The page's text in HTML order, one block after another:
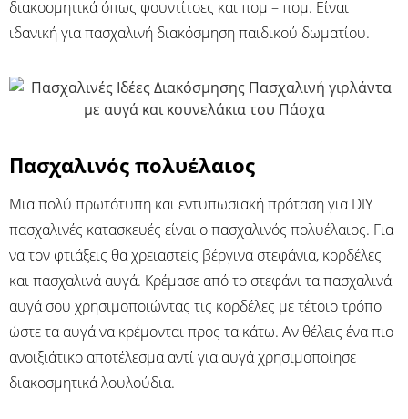
διακοσμητικά όπως φουντίτσες και πομ – πομ. Είναι
ιδανική για πασχαλινή διακόσμηση παιδικού δωματίου.
Πασχαλινός πολυέλαιος
Μια πολύ πρωτότυπη και εντυπωσιακή πρόταση για DIY
πασχαλινές κατασκευές είναι ο πασχαλινός πολυέλαιος. Για
να τον φτιάξεις θα χρειαστείς βέργινα στεφάνια, κορδέλες
και πασχαλινά αυγά. Κρέμασε από το στεφάνι τα πασχαλινά
αυγά σου χρησιμοποιώντας τις κορδέλες με τέτοιο τρόπο
ώστε τα αυγά να κρέμονται προς τα κάτω. Αν θέλεις ένα πιο
ανοιξιάτικο αποτέλεσμα αντί για αυγά χρησιμοποίησε
διακοσμητικά λουλούδια.